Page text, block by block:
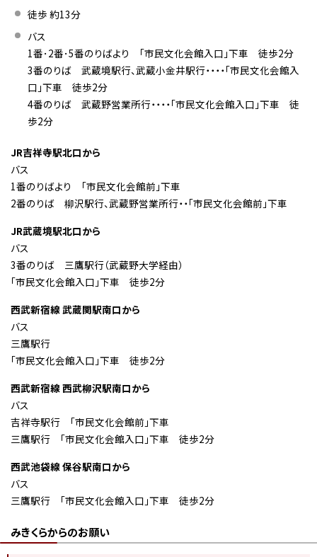
徒歩 約13分
バス
1番･2番･5番のりばより 「市民文化会館入口」下車 徒歩2分
3番のりば 武蔵境駅行、武蔵小金井駅行・・・・「市民文化会館入
口」下車 徒歩2分
4番のりば 武蔵野営業所行・・・・「市民文化会館入口」下車 徒
歩2分
JR吉祥寺駅北口から
バス
1番のりばより 「市民文化会館前」下車
2番のりば 柳沢駅行、武蔵野営業所行・・「市民文化会館前」下車
JR武蔵境駅北口から
バス
3番のりば 三鷹駅行（武蔵野大学経由）
「市民文化会館入口」下車 徒歩2分
西武新宿線 武蔵関駅南口から
バス
三鷹駅行
「市民文化会館入口」下車 徒歩2分
西武新宿線 西武柳沢駅南口から
バス
吉祥寺駅行 「市民文化会館前」下車
三鷹駅行 「市民文化会館入口」下車 徒歩2分
西武池袋線 保谷駅南口から
バス
三鷹駅行 「市民文化会館入口」下車 徒歩2分
みきくらからのお願い